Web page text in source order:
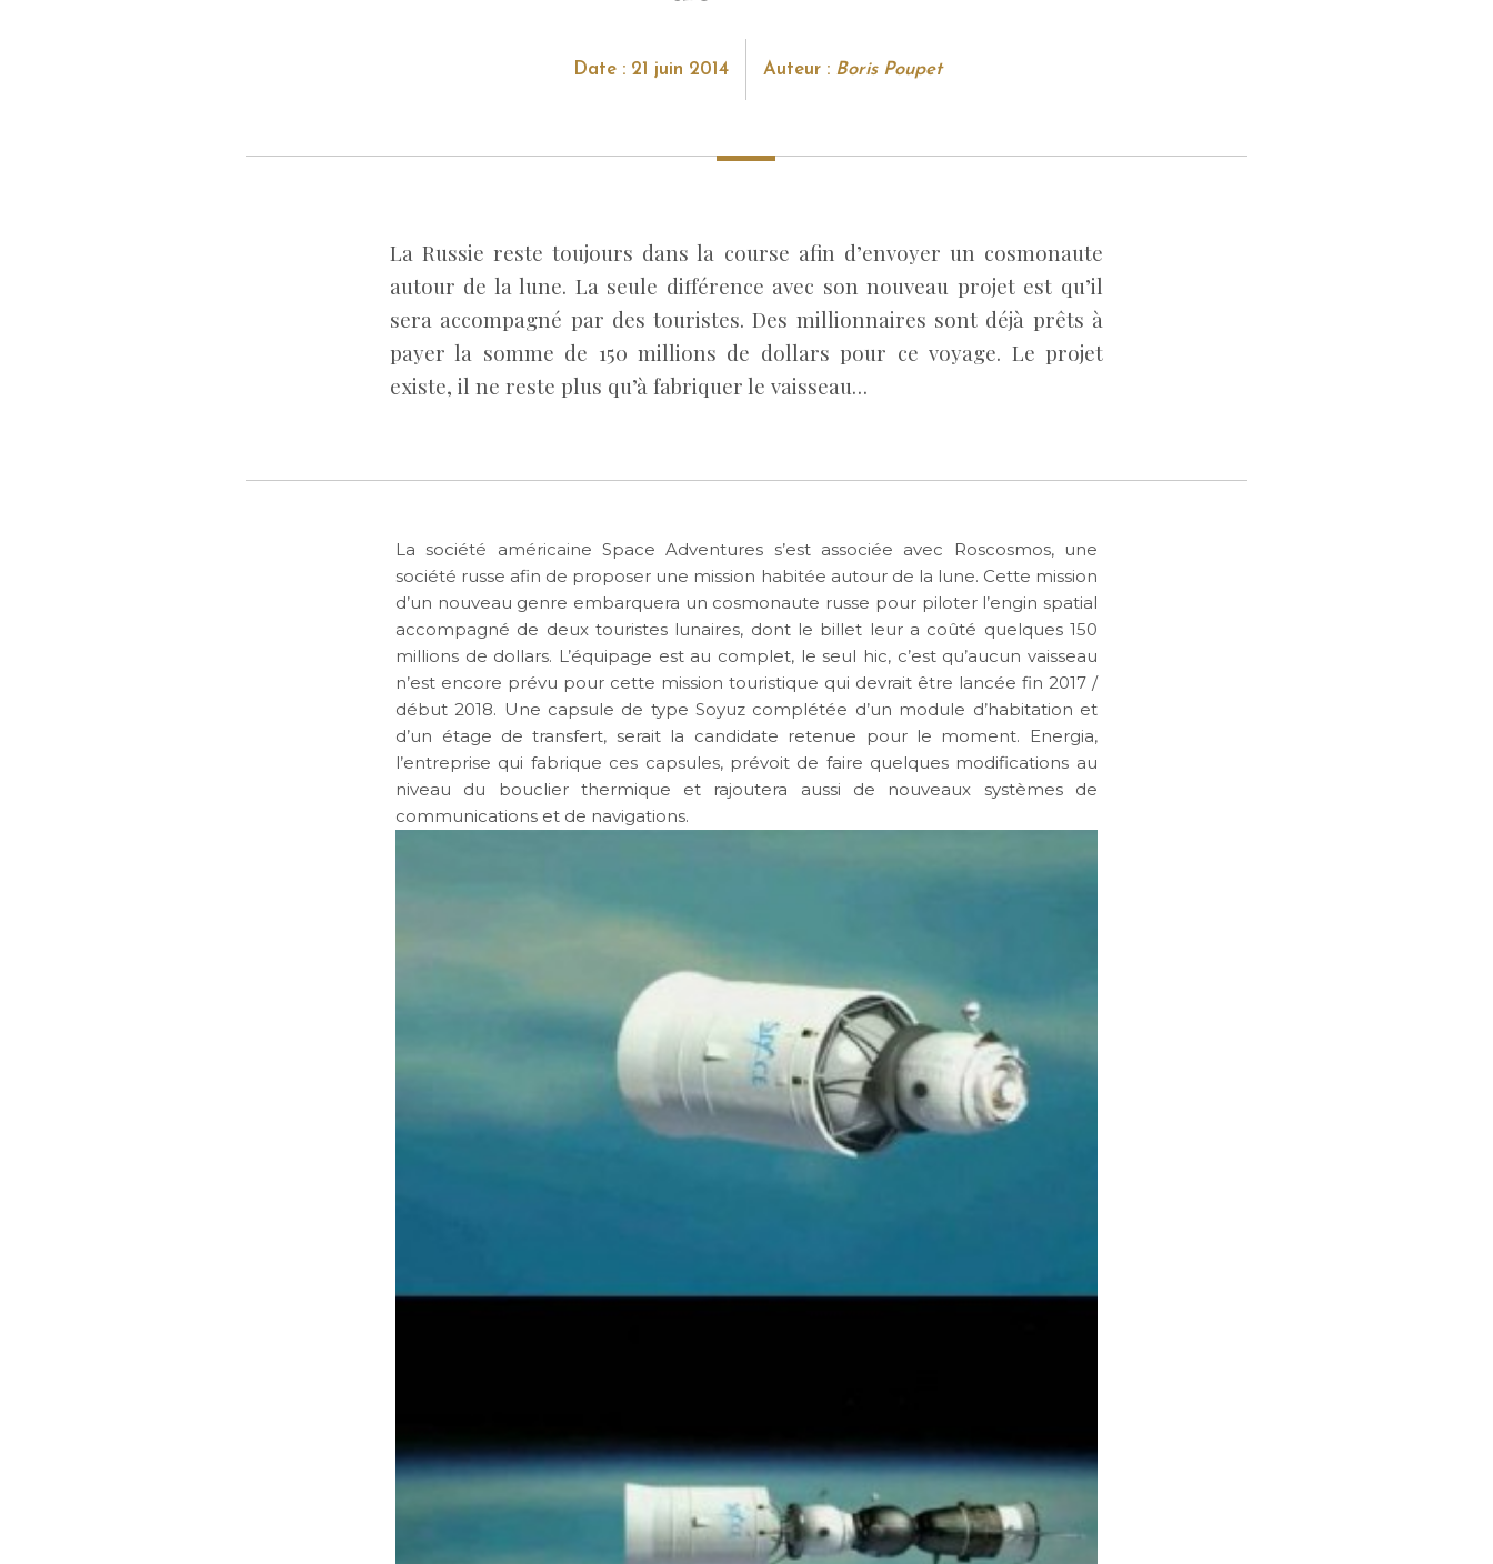
Date : 21 juin 2014 Auteur : Boris Poupet
La Russie reste toujours dans la course afin d’envoyer un cosmonaute
autour de la lune. La seule différence avec son nouveau projet est qu’il
sera accompagné par des touristes. Des millionnaires sont déjà prêts à
payer la somme de 150 millions de dollars pour ce voyage. Le projet
existe, il ne reste plus qu’à fabriquer le vaisseau…
La société américaine Space Adventures s’est associée avec Roscosmos, une
société russe afin de proposer une mission habitée autour de la lune. Cette mission
d’un nouveau genre embarquera un cosmonaute russe pour piloter l’engin spatial
accompagné de deux touristes lunaires, dont le billet leur a coûté quelques 150
millions de dollars. L’équipage est au complet, le seul hic, c’est qu’aucun vaisseau
n’est encore prévu pour cette mission touristique qui devrait être lancée fin 2017 /
début 2018. Une capsule de type Soyuz complétée d’un module d’habitation et
d’un étage de transfert, serait la candidate retenue pour le moment. Energia,
l’entreprise qui fabrique ces capsules, prévoit de faire quelques modifications au
niveau du bouclier thermique et rajoutera aussi de nouveaux systèmes de
communications et de navigations.